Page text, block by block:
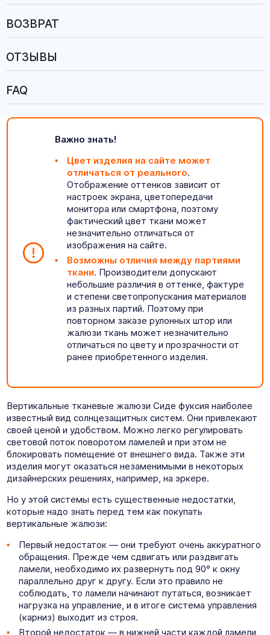
ВОЗВРАТ
ОТЗЫВЫ
FAQ
Важно знать!
Цвет изделия на сайте может
отличаться от реального.
Отображение оттенков зависит от
настроек экрана, цветопередачи
монитора или смартфона, поэтому
фактический цвет ткани может
незначительно отличаться от
изображения на сайте.
Возможны отличия между партиями
ткани. Производители допускают
небольшие различия в оттенке, фактуре
и степени светопропускания материалов
из разных партий. Поэтому при
повторном заказе рулонных штор или
жалюзи ткань может незначительно
отличаться по цвету и прозрачности от
ранее приобретенного изделия.
Вертикальные тканевые жалюзи Сиде фуксия наиболее
известный вид солнцезащитных систем. Они привлекают
своей ценой и удобством. Можно легко регулировать
световой поток поворотом ламелей и при этом не
блокировать помещение от внешнего вида. Также эти
изделия могут оказаться незаменимыми в некоторых
дизайнерских решениях, например, на эркере.
Но у этой системы есть существенные недостатки,
которые надо знать перед тем как покупать
вертикальные жалюзи:
Первый недостаток — они требуют очень аккуратного
обращения. Прежде чем сдвигать или раздвигать
ламели, необходимо их развернуть под 90° к окну
параллельно друг к другу. Если это правило не
соблюдать, то ламели начинают путаться, возникает
нагрузка на управление, и в итоге система управления
(карниз) выходит из строя.
Второй недостаток — в нижней части каждой ламели